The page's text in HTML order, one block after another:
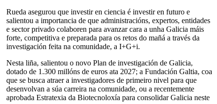
Rueda asegurou que investir en ciencia é investir en futuro e
salientou a importancia de que administracións, expertos, entidades
e sector privado colaboren para avanzar cara a unha Galicia máis
forte, competitiva e preparada para os retos do mañá a través da
investigación feita na comunidade, a I+G+i.
Nesta liña, salientou o novo Plan de investigación de Galicia,
dotado de 1.300 millóns de euros ata 2027; a Fundación Galtia, coa
que se busca atraer a investigadores de primeiro nivel para que
desenvolvan a súa carreira na comunidade, ou a recentemente
aprobada Estratexia da Biotecnoloxía para consolidar Galicia neste